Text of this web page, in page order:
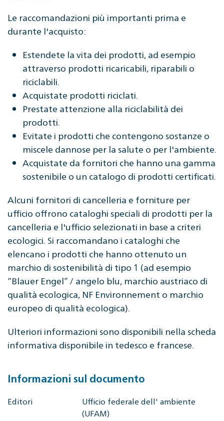
Le raccomandazioni più importanti prima e
durante l'acquisto:
Estendete la vita dei prodotti, ad esempio
attraverso prodotti ricaricabili, riparabili o
riciclabili.
Acquistate prodotti riciclati.
Prestate attenzione alla riciclabilità dei
prodotti.
Evitate i prodotti che contengono sostanze o
miscele dannose per la salute o per l'ambiente.
Acquistate da fornitori che hanno una gamma
sostenibile o un catalogo di prodotti certificati.
Alcuni fornitori di cancelleria e forniture per
ufficio offrono cataloghi speciali di prodotti per la
cancelleria e l'ufficio selezionati in base a criteri
ecologici. Si raccomandano i cataloghi che
elencano i prodotti che hanno ottenuto un
marchio di sostenibilità di tipo 1 (ad esempio
“Blauer Engel” / angelo blu, marchio austriaco di
qualità ecologica, NF Environnement o marchio
europeo di qualità ecologica).
Ulteriori informazioni sono disponibili nella scheda
informativa disponibile in tedesco e francese.
Informazioni sul documento
Editori
Ufficio federale dell' ambiente
(UFAM)